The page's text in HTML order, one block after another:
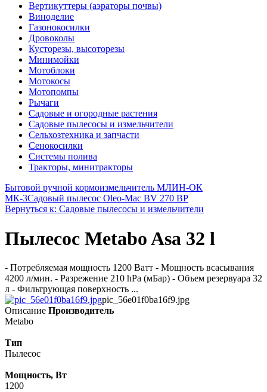
Вертикуттеры (аэраторы почвы)
Виноделие
Газонокосилки
Дровоколы
Кусторезы, высоторезы
Минимойки
Мотоблоки
Мотокосы
Мотопомпы
Рычаги
Садовые и огородные растения
Садовые пылесосы и измельчители
Сельхозтехника и запчасти
Сенокосилки
Системы полива
Тракторы, минитракторы
Бытовой ручной кормоизмельчитель МЛИН-ОК
МК-3Садовый пылесос Oleo-Mac BV 270 BP
Вернуться к: Садовые пылесосы и измельчители
Пылесос Metabo Asa 32 l
- Потребляемая мощность 1200 Ватт - Мощность всасывания
4200 л/мин. - Разрежение 210 hPa (мБар) - Объем резервуара 32
л - Фильтрующая поверхность ...
pic_56e01f0ba16f9.jpg
Описание Производитель
Metabo
Тип
Пылесос
Мощность, Вт
1200